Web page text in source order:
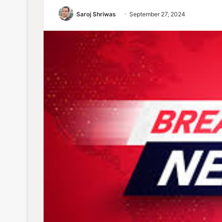
Saroj Shriwas September 27, 2024